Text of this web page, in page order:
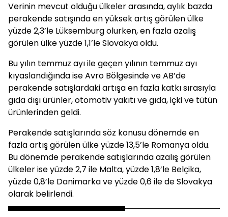
Verinin mevcut olduğu ülkeler arasında, aylık bazda
perakende satışında en yüksek artış görülen ülke
yüzde 2,3’le Lüksemburg olurken, en fazla azalış
görülen ülke yüzde 1,1’le Slovakya oldu.
Bu yılın temmuz ayı ile geçen yılının temmuz ayı
kıyaslandığında ise Avro Bölgesinde ve AB’de
perakende satışlardaki artışa en fazla katkı sırasıyla
gıda dışı ürünler, otomotiv yakıtı ve gıda, içki ve tütün
ürünlerinden geldi.
Perakende satışlarında söz konusu dönemde en
fazla artış görülen ülke yüzde 13,5’le Romanya oldu.
Bu dönemde perakende satışlarında azalış görülen
ülkeler ise yüzde 2,7 ile Malta, yüzde 1,8’le Belçika,
yüzde 0,8’le Danimarka ve yüzde 0,6 ile de Slovakya
olarak belirlendi.